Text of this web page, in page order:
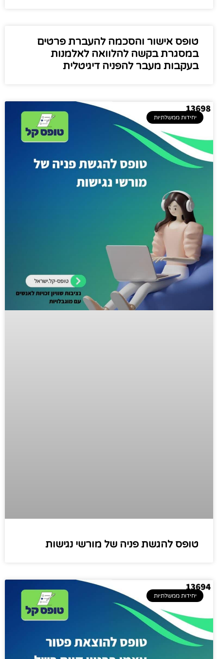
טופס אישור והסכמה להעברת פרטים
במסגרת בקשה להלוואה לאלמנות
בעקבות מעבר להפניה דיגיטלית
יחידות ממשלתיות
טופס להגשת פניה של מורשי נגישות
יחידות ממשלתיות